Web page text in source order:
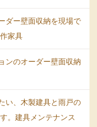
ダー壁面収納を現場で
家具
ンのオーダー壁面収納
い、木製建具と雨戸の
。建具メンテナンス